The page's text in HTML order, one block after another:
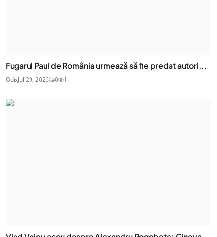
Fugarul Paul de România urmează să fie predat autori...
OdixJul 29, 2026 0 1